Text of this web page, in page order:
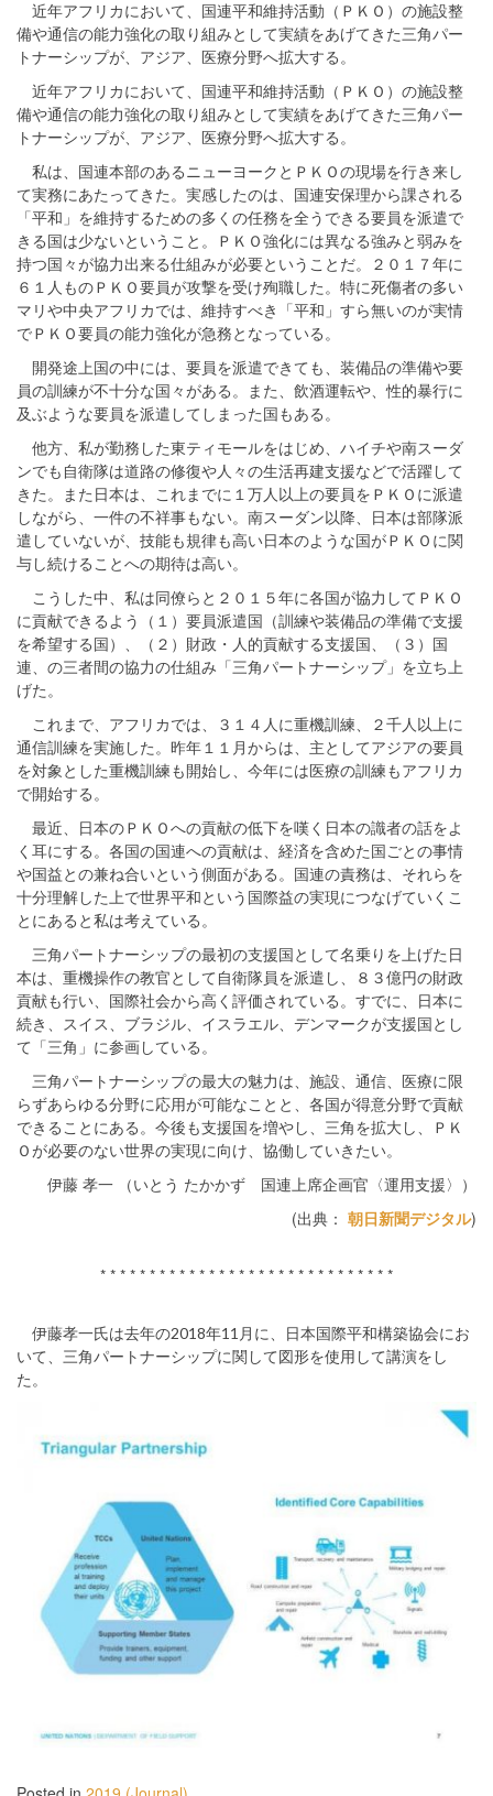
近年アフリカにおいて、国連平和維持活動（ＰＫＯ）の施設整
備や通信の能力強化の取り組みとして実績をあげてきた三角パー
トナーシップが、アジア、医療分野へ拡大する。
近年アフリカにおいて、国連平和維持活動（ＰＫＯ）の施設整
備や通信の能力強化の取り組みとして実績をあげてきた三角パー
トナーシップが、アジア、医療分野へ拡大する。
私は、国連本部のあるニューヨークとＰＫＯの現場を行き来し
て実務にあたってきた。実感したのは、国連安保理から課される
「平和」を維持するための多くの任務を全うできる要員を派遣で
きる国は少ないということ。ＰＫＯ強化には異なる強みと弱みを
持つ国々が協力出来る仕組みが必要ということだ。２０１７年に
６１人ものＰＫＯ要員が攻撃を受け殉職した。特に死傷者の多い
マリや中央アフリカでは、維持すべき「平和」すら無いのが実情
でＰＫＯ要員の能力強化が急務となっている。
開発途上国の中には、要員を派遣できても、装備品の準備や要
員の訓練が不十分な国々がある。また、飲酒運転や、性的暴行に
及ぶような要員を派遣してしまった国もある。
他方、私が勤務した東ティモールをはじめ、ハイチや南スーダ
ンでも自衛隊は道路の修復や人々の生活再建支援などで活躍して
きた。また日本は、これまでに１万人以上の要員をＰＫＯに派遣
しながら、一件の不祥事もない。南スーダン以降、日本は部隊派
遣していないが、技能も規律も高い日本のような国がＰＫＯに関
与し続けることへの期待は高い。
こうした中、私は同僚らと２０１５年に各国が協力してＰＫＯ
に貢献できるよう（１）要員派遣国（訓練や装備品の準備で支援
を希望する国）、（２）財政・人的貢献する支援国、（３）国
連、の三者間の協力の仕組み「三角パートナーシップ」を立ち上
げた。
これまで、アフリカでは、３１４人に重機訓練、２千人以上に
通信訓練を実施した。昨年１１月からは、主としてアジアの要員
を対象とした重機訓練も開始し、今年には医療の訓練もアフリカ
で開始する。
最近、日本のＰＫＯへの貢献の低下を嘆く日本の識者の話をよ
く耳にする。各国の国連への貢献は、経済を含めた国ごとの事情
や国益との兼ね合いという側面がある。国連の責務は、それらを
十分理解した上で世界平和という国際益の実現につなげていくこ
とにあると私は考えている。
三角パートナーシップの最初の支援国として名乗りを上げた日
本は、重機操作の教官として自衛隊員を派遣し、８３億円の財政
貢献も行い、国際社会から高く評価されている。すでに、日本に
続き、スイス、ブラジル、イスラエル、デンマークが支援国とし
て「三角」に参画している。
三角パートナーシップの最大の魅力は、施設、通信、医療に限
らずあらゆる分野に応用が可能なことと、各国が得意分野で貢献
できることにある。今後も支援国を増やし、三角を拡大し、ＰＫ
Ｏが必要のない世界の実現に向け、協働していきたい。
伊藤 孝一 （いとう たかかず 国連上席企画官〈運用支援〉）
(出典： 朝日新聞デジタル)
* * * * * * * * * * * * * * * * * * * * * * * * * * * * * *
伊藤孝一氏は去年の2018年11月に、日本国際平和構築協会にお
いて、三角パートナーシップに関して図形を使用して講演をし
た。